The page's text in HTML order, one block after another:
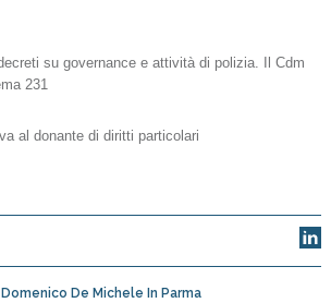
su governance e attività di polizia. Il Cdm
231
al donante di diritti particolari
Domenico De Michele In Parma